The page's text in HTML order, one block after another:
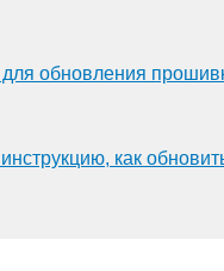
обновления
как